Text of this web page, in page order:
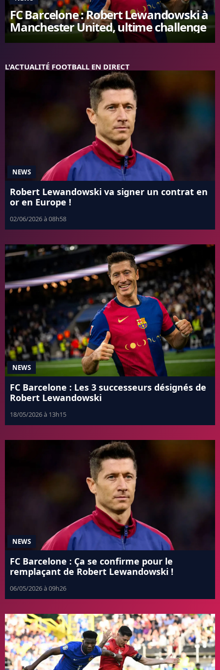
FC BARCELONE
MANCHESTER UNITED
CHELSEA
L'AVIS DE LA RÉDAC'
FC Barcelone : Robert Lewandowski à
Manchester United, ultime challenge
L'ACTUALITÉ FOOTBALL EN DIRECT
NEWS
Robert Lewandowski va signer un contrat en
or en Europe !
02/06/2026 à 08h58
NEWS
FC Barcelone : Les 3 successeurs désignés de
Robert Lewandowski
18/05/2026 à 13h15
NEWS
FC Barcelone : Ça se confirme pour le
remplaçant de Robert Lewandowski !
06/05/2026 à 09h26